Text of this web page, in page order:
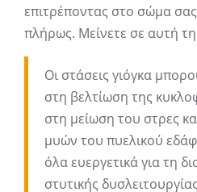
επιτρέποντας στο σώμα
πλήρως. Μείνετε σε αυτή
Οι στάσεις γιόγκα
στη βελτίωση της
στη μείωση του στρες
μυών του πυελικού
όλα ευεργετικά για τη
στυτικής